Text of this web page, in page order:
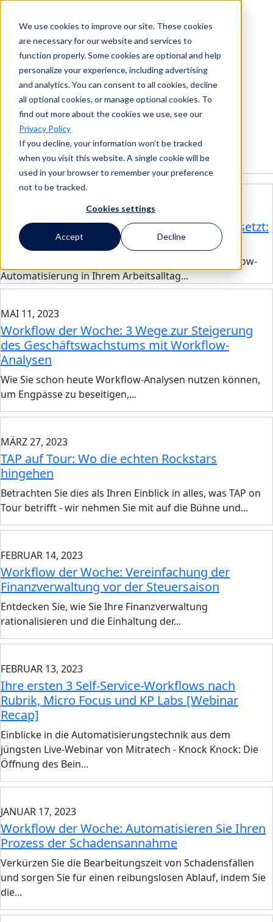
We use cookies to improve our site. These cookies
are necessary for our website and services to
function properly. Some cookies are optional and help
personalize your experience, including advertising
and analytics. You can consent to all cookies, decline
all optional cookies, or manage optional cookies. To
find out more about the cookies we use, see our
Privacy Policy
If you decline, your information won’t be tracked
when you visit this website. A single cookie will be
used in your browser to remember your preference
not to be tracked.
Cookies settings
Accept Decline
Suche
Automatisierung von
Arbeitsabläufen
Wann man Workflow-Automatisierung einsetzt:
Leitfaden für Einsteiger
Tipps und Strategien für die Anwendung der Workflow-
Automatisierung in Ihrem Arbeitsalltag...
MAI 11, 2023
Workflow der Woche: 3 Wege zur Steigerung
des Geschäftswachstums mit Workflow-
Analysen
Wie Sie schon heute Workflow-Analysen nutzen können,
um Engpässe zu beseitigen,...
MÄRZ 27, 2023
TAP auf Tour: Wo die echten Rockstars
hingehen
Betrachten Sie dies als Ihren Einblick in alles, was TAP on
Tour betrifft - wir nehmen Sie mit auf die Bühne und...
FEBRUAR 14, 2023
Workflow der Woche: Vereinfachung der
Finanzverwaltung vor der Steuersaison
Entdecken Sie, wie Sie Ihre Finanzverwaltung
rationalisieren und die Einhaltung der...
FEBRUAR 13, 2023
Ihre ersten 3 Self-Service-Workflows nach
Rubrik, Micro Focus und KP Labs [Webinar
Recap]
Einblicke in die Automatisierungstechnik aus dem
jüngsten Live-Webinar von Mitratech - Knock Knock: Die
Öffnung des Bein...
JANUAR 17, 2023
Workflow der Woche: Automatisieren Sie Ihren
Prozess der Schadensannahme
Verkürzen Sie die Bearbeitungszeit von Schadensfällen
und sorgen Sie für einen reibungslosen Ablauf, indem Sie
die...